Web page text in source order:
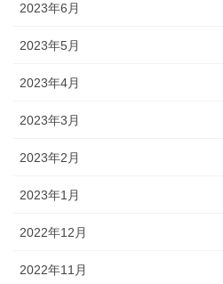
2023年6月
2023年5月
2023年4月
2023年3月
2023年2月
2023年1月
2022年12月
2022年11月